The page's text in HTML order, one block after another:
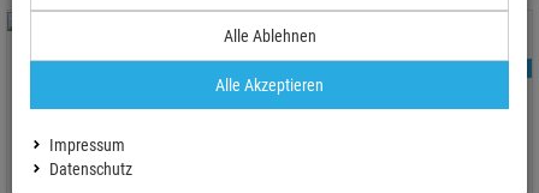
ProMagiX TASCHENSET für
Evolights LUMEN ONE
Alle Ablehnen
Alle Akzeptieren
Impressum
Datenschutz